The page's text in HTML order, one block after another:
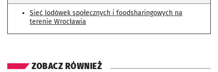
Sieć lodówek społecznych i foodsharingowych na
terenie Wrocławia
ZOBACZ RÓWNIEŻ